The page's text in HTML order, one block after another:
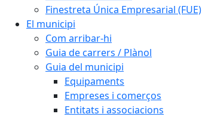
Finestreta Única Empresarial (FUE)
El municipi
Com arribar-hi
Guia de carrers / Plànol
Guia del municipi
Equipaments
Empreses i comerços
Entitats i associacions